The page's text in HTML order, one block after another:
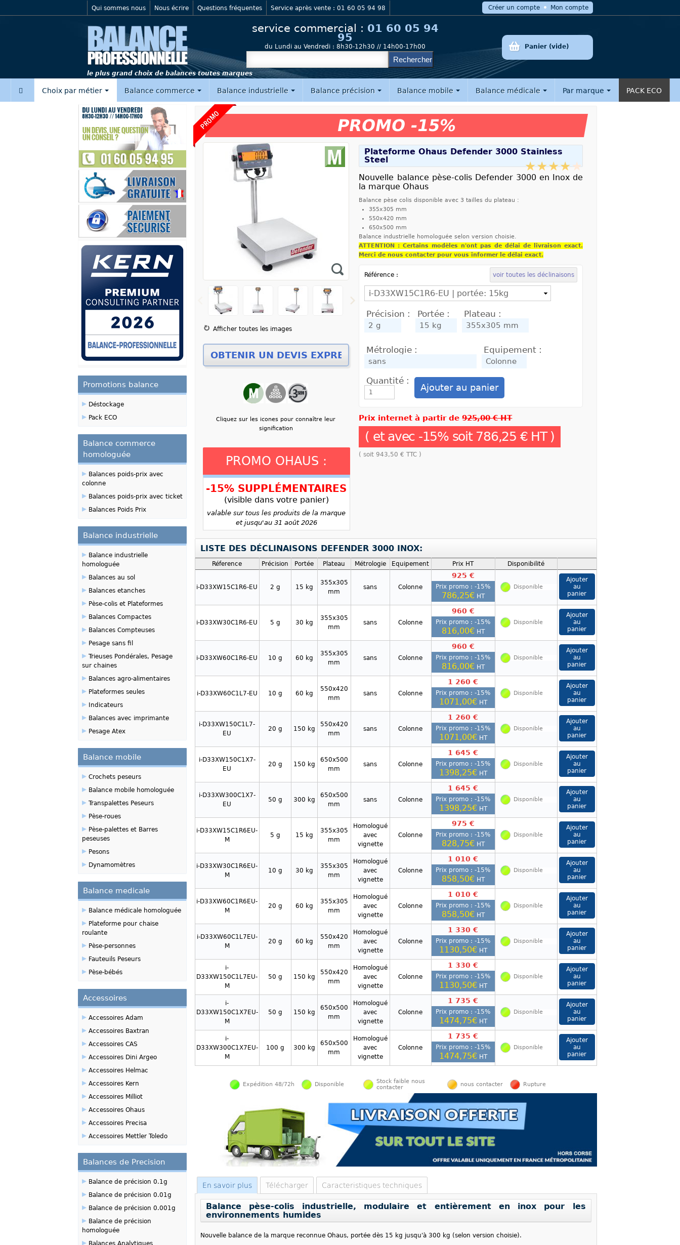
le plus grand choix de balances toutes marques
Qui sommes nous Nous écrire Questions fréquentes Service après vente : 01 60 05 94 98
service commercial : 01 60 05 94
95
du Lundi au Vendredi : 8h30-12h30 // 14h00-17h00 Panier (vide)
Créer un compte Mon compte
Choix par métier Balance commerce Balance industrielle Balance précision Balance mobile Balance médicale Par marque PACK ECO
PROMO PROMO -15%
Zoom
Afficher toutes les images
Cliquez sur les icones pour connaître leur
signification
PROMO OHAUS :
-15% SUPPLÉMENTAIRES
(visible dans votre panier)
valable sur tous les produits de la marque
et jusqu'au 31 août 2026
Plateforme Ohaus Defender 3000 Stainless
Steel
Nouvelle balance pèse-colis Defender 3000 en Inox de
la marque Ohaus
Balance pèse colis disponible avec 3 tailles du plateau :
355x305 mm
550x420 mm
650x500 mm
Balance industrielle homologuée selon version choisie.
ATTENTION : Certains modèles n'ont pas de délai de livraison exact.
Merci de nous contacter pour vous informer le délai exact.
Référence : voir toutes les déclinaisons
Précision : Portée : Plateau :
Métrologie : Equipement :
Quantité :
Prix internet à partir de925,00 € HT
( et avec -15% soit 786,25 €HT )
( soit 943,50 € TTC )
LISTE DES DÉCLINAISONS DEFENDER 3000 INOX:
Réference Précision Portée Plateau Métrologie Equipement Prix HT Disponibilité
i-D33XW15C1R6-EU 2 g 15 kg
355x305
mm
sans Colonne
925 €
Prix promo : -15%
786,25€ HT
Disponible
i-D33XW30C1R6-EU 5 g 30 kg
355x305
mm
sans Colonne
960 €
Prix promo : -15%
816,00€ HT
Disponible
i-D33XW60C1R6-EU 10 g 60 kg
355x305
mm
sans Colonne
960 €
Prix promo : -15%
816,00€ HT
Disponible
i-D33XW60C1L7-EU 10 g 60 kg
550x420
mm
sans Colonne
1 260 €
Prix promo : -15%
1071,00€ HT
Disponible
i-D33XW150C1L7-
EU
20 g 150 kg
550x420
mm
sans Colonne
1 260 €
Prix promo : -15%
1071,00€ HT
Disponible
i-D33XW150C1X7-
EU
20 g 150 kg
650x500
mm
sans Colonne
1 645 €
Prix promo : -15%
1398,25€ HT
Disponible
i-D33XW300C1X7-
EU
50 g 300 kg
650x500
mm
sans Colonne
1 645 €
Prix promo : -15%
1398,25€ HT
Disponible
i-D33XW15C1R6EU-
M
5 g 15 kg
355x305
mm
Homologué
avec
vignette
Colonne
975 €
Prix promo : -15%
828,75€ HT
Disponible
i-D33XW30C1R6EU-
M
10 g 30 kg
355x305
mm
Homologué
avec
vignette
Colonne
1 010 €
Prix promo : -15%
858,50€ HT
Disponible
i-D33XW60C1R6EU-
M
20 g 60 kg
355x305
mm
Homologué
avec
vignette
Colonne
1 010 €
Prix promo : -15%
858,50€ HT
Disponible
i-D33XW60C1L7EU-
M
20 g 60 kg
550x420
mm
Homologué
avec
vignette
Colonne
1 330 €
Prix promo : -15%
1130,50€ HT
Disponible
i-
D33XW150C1L7EU-
M
50 g 150 kg
550x420
mm
Homologué
avec
vignette
Colonne
1 330 €
Prix promo : -15%
1130,50€ HT
Disponible
i-
D33XW150C1X7EU-
M
50 g 150 kg
650x500
mm
Homologué
avec
vignette
Colonne
1 735 €
Prix promo : -15%
1474,75€ HT
Disponible
i-
D33XW300C1X7EU-
M
100 g 300 kg
650x500
mm
Homologué
avec
vignette
Colonne
1 735 €
Prix promo : -15%
1474,75€ HT
Disponible
Expédition 48/72h Disponible
Stock faible nous
contacter
nous contacter Rupture
En savoir plus Télécharger Caracteristiques techniques
Balance pèse-colis industrielle, modulaire et entièrement en inox pour les
environnements humides
Nouvelle balance de la marque reconnue Ohaus, portée dès 15 kg jusqu'à 300 kg (selon version choisie).
Promotions balance
▸Déstockage
▸Pack ECO
Balance commerce
homologuée
▸Balances poids-prix avec
colonne
▸Balances poids-prix avec ticket
▸Balances Poids Prix
Balance industrielle
▸Balance industrielle
homologuée
▸Balances au sol
▸Balances etanches
▸Pèse-colis et Plateformes
▸Balances Compactes
▸Balances Compteuses
▸Pesage sans fil
▸Trieuses Pondérales, Pesage
sur chaines
▸Balances agro-alimentaires
▸Plateformes seules
▸Indicateurs
▸Balances avec imprimante
▸Pesage Atex
Balance mobile
▸Crochets peseurs
▸Balance mobile homologuée
▸Transpalettes Peseurs
▸Pèse-roues
▸Pèse-palettes et Barres
peseuses
▸Pesons
▸Dynamomètres
Balance medicale
▸Balance médicale homologuée
▸Plateforme pour chaise
roulante
▸Pèse-personnes
▸Fauteuils Peseurs
▸Pèse-bébés
Accessoires
▸Accessoires Adam
▸Accessoires Baxtran
▸Accessoires CAS
▸Accessoires Dini Argeo
▸Accessoires Helmac
▸Accessoires Kern
▸Accessoires Milliot
▸Accessoires Ohaus
▸Accessoires Precisa
▸Accessoires Mettler Toledo
Balances de Precision
▸Balance de précision 0.1g
▸Balance de précision 0.01g
▸Balance de précision 0.001g
▸Balance de précision
homologuée
▸Balances Analytiques